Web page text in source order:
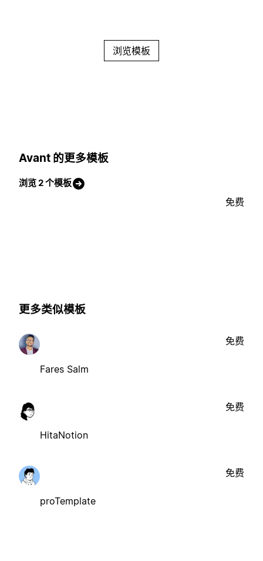
浏览模板
Avant 的更多模板
浏览 2 个模板
免费
更多类似模板
Fares Salm
免费
HitaNotion
免费
proTemplate
免费